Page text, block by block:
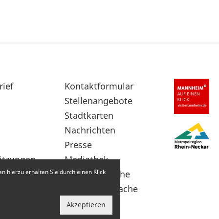
Sekundärnavigation
im
Fußbereich
Kontaktformular
Stellenangebote
Stadtkarten
Nachrichten
Presse
Mediathek
Leichte Sprache
Gebärdensprache
hierzu erhalten Sie durch einen Klick
Akzeptieren